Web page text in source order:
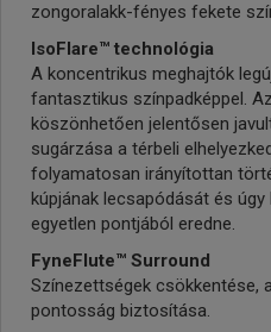
zongoralakk-fényes fekete
IsoFlare™ technológia
A koncentrikus meghajtók
fantasztikus színpadképpel.
köszönhetően jelentősen
sugárzása a térbeli
folyamatosan irányítottan
kúpjának lecsapódását és
egyetlen pontjából eredne.
FyneFlute™ Surround
Színezettségek csökkentése,
pontosság biztosítása.